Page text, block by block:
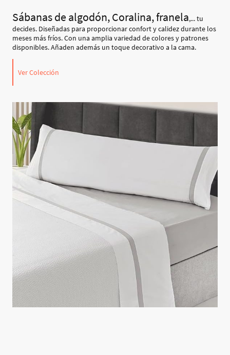
Sábanas de algodón, Coralina, franela,... tu
decides. Diseñadas para proporcionar confort y calidez durante los
meses más fríos. Con una amplia variedad de colores y patrones
disponibles. Añaden además un toque decorativo a la cama.
Ver Colección